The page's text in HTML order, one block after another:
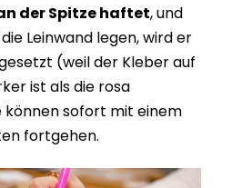
der Spitze haftet, und
Leinwand legen, wird er
(weil der Kleber auf
ist als die rosa
können sofort mit einem
fortgehen.